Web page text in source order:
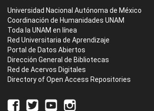
Universidad Nacional Autónoma de México
Coordinación de Humanidades UNAM
Toda la UNAM en línea
Red Universitaria de Aprendizaje
Portal de Datos Abiertos
Dirección General de Bibliotecas
Red de Acervos Digitales
Directory of Open Access Repositories